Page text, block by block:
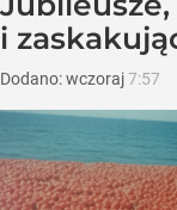
i
Dodano:wczoraj7:57